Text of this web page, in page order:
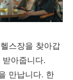
스장을 찾아갑
아줍니다.
만납니다. 한